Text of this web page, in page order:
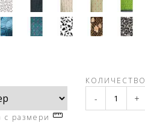
с размери
КОЛИЧЕСТВО
- +